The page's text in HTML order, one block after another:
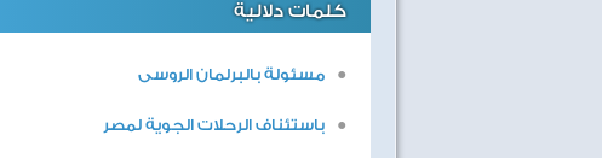
كلمات دلالية
مسئولة بالبرلمان الروسى
باستئناف الرحلات الجوية لمصر